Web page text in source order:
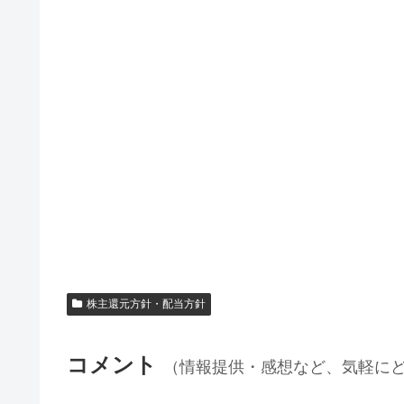
株主還元方針・配当方針
コメント （情報提供・感想など、気軽に